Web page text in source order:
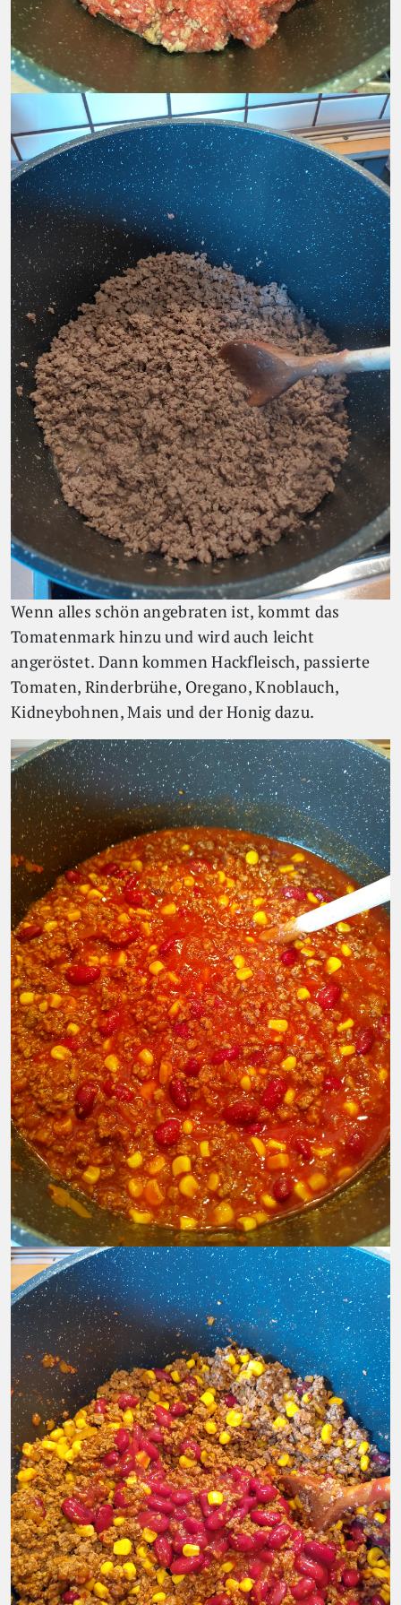
Wenn alles schön angebraten ist, kommt das
Tomatenmark hinzu und wird auch leicht
angeröstet. Dann kommen Hackfleisch, passierte
Tomaten, Rinderbrühe, Oregano, Knoblauch,
Kidneybohnen, Mais und der Honig dazu.